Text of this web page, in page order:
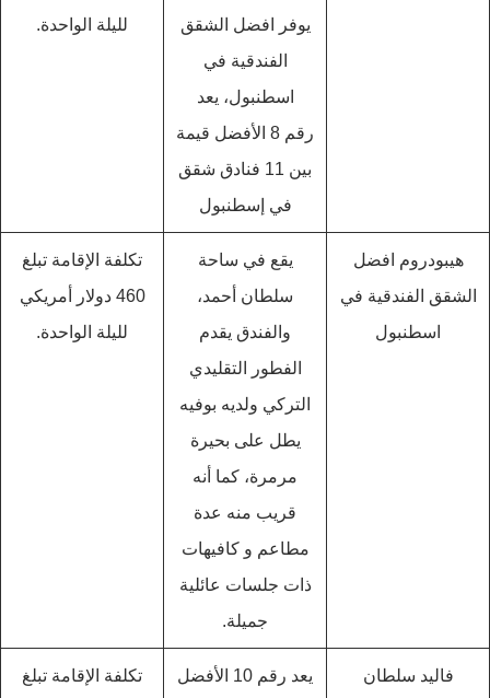
يوفر افضل الشقق
الفندقية في
اسطنبول، يعد
رقم 8 الأفضل قيمة
بين 11 فنادق شقق
في إسطنبول
لليلة الواحدة.
هيبودروم افضل
الشقق الفندقية في
اسطنبول
يقع في ساحة
سلطان أحمد،
والفندق يقدم
الفطور التقليدي
التركي ولديه بوفيه
يطل على بحيرة
مرمرة، كما أنه
قريب منه عدة
مطاعم و كافيهات
ذات جلسات عائلية
جميلة.
تكلفة الإقامة تبلغ
460 دولار أمريكي
لليلة الواحدة.
فاليد سلطان
يعد رقم 10 الأفضل
تكلفة الإقامة تبلغ